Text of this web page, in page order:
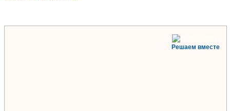
Решаем вместе